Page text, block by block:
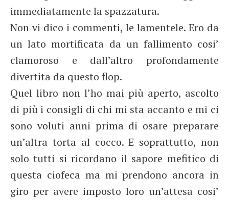
immediatamente la spazzatura.
Non vi dico i commenti, le lamentele. Ero da
un lato mortificata da un fallimento cosi’
clamoroso e dall’altro profondamente
divertita da questo flop.
Quel libro non l’ho mai più aperto, ascolto
di più i consigli di chi mi sta accanto e mi ci
sono voluti anni prima di osare preparare
un’altra torta al cocco. E soprattutto, non
solo tutti si ricordano il sapore mefitico di
questa ciofeca ma mi prendono ancora in
giro per avere imposto loro un’attesa cosi’